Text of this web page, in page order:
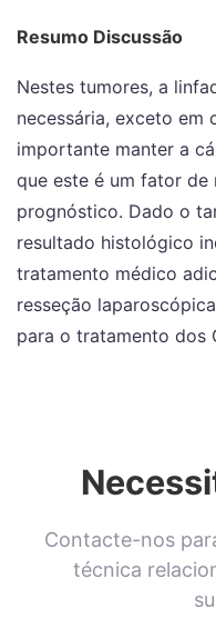
Resumo Discussão
Nestes tumores, a
necessária, exceto em
importante manter a
que este é um fator
prognóstico. Dado o
resultado histológico
tratamento médico
resseção
para o tratamento dos
Contacte-nos
técnica